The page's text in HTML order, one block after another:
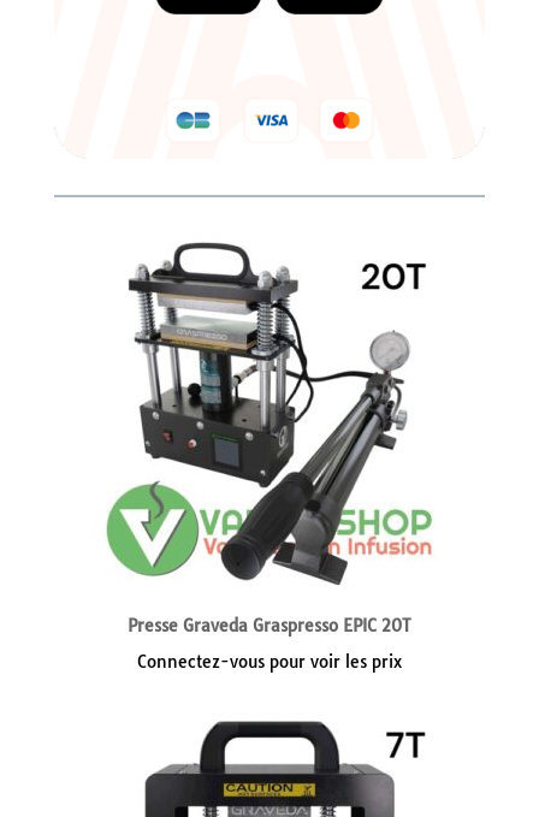
Presse Graveda Graspresso EPIC 20T
Connectez-vous pour voir les prix